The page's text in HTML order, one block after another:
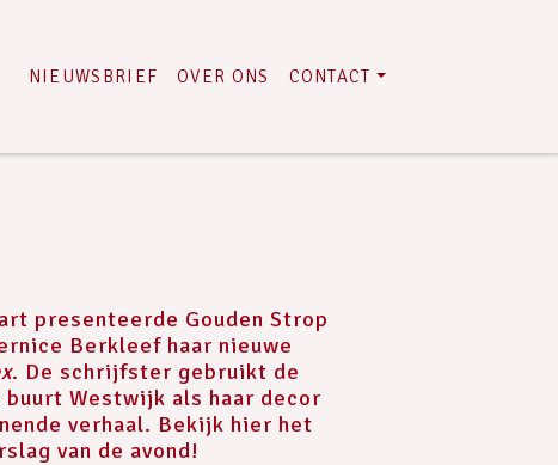
NIEUWSBRIEF OVER ONS CONTACT
presenteerde Gouden Strop
Berkleef haar nieuwe
. De schrijfster gebruikt de
buurt Westwijk als haar decor
verhaal. Bekijk hier het
van de avond!